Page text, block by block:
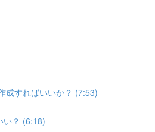
成すればいいか？ (7:53)
い？ (6:18)